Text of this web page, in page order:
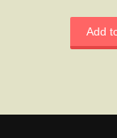
Add